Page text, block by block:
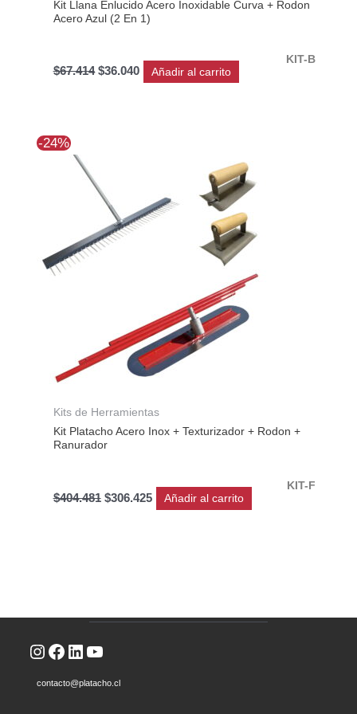
Kit Llana Enlucido Acero Inoxidable Curva + Rodon
Acero Azul (2 En 1)
KIT-B
$67.414 $36.040 Añadir al carrito
-24%
Kits de Herramientas
Kit Platacho Acero Inox + Texturizador + Rodon +
Ranurador
KIT-F
$404.481
$404.481.
$306.425
$306.425.
Añadir al carrito
Instagram
Facebook
LinkedIn
YouTube
contacto@platacho.cl